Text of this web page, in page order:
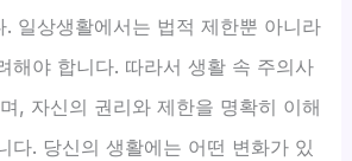
. 일상생활에서는 법적 제한뿐 아니라
해야 합니다. 따라서 생활 속 주의사
, 자신의 권리와 제한을 명확히 이해
다. 당신의 생활에는 어떤 변화가 있